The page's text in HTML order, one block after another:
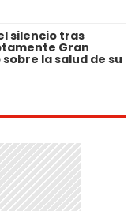
silencio tras
Gran
la salud de su